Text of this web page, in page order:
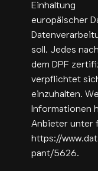
Einhaltung
europäischer
soll. Jedes nach
dem DPF
verpflichtet
einzuhalten.
Informationen
Anbieter unter
https://
pant/5626.